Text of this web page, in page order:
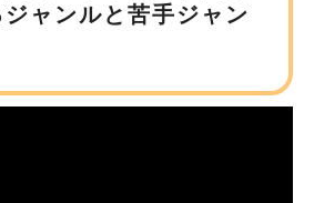
ャンルと苦手ジャン